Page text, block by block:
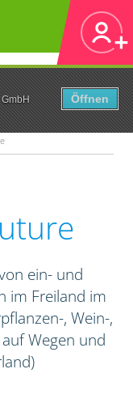
Öffnen
ein- und
im Freiland im
, Wein-,
Wegen und